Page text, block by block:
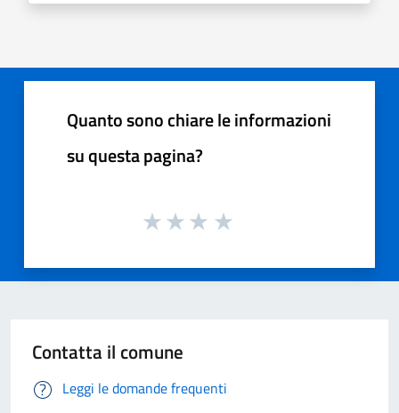
Quanto sono chiare le informazioni
su questa pagina?
Contatta il comune
Leggi le domande frequenti